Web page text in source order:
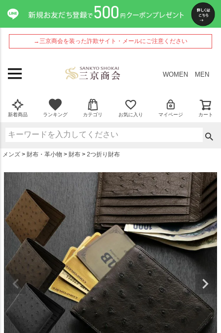
→三京商会を装った詐欺サイト・メールにご注意ください
WOMEN MEN
新着商品 ランキング カテゴリ お気に入り マイページ カート
メンズ 財布・革小物 財布 2つ折り財布
ペー
ジト
ップ
へ